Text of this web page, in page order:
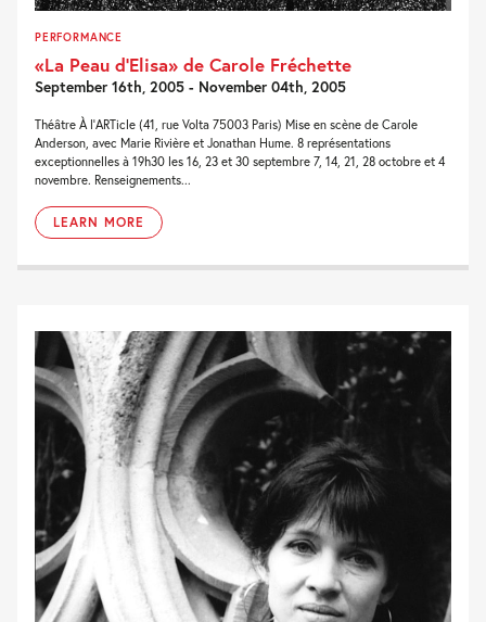
PERFORMANCE
«La Peau d’Elisa» de Carole Fréchette
September 16th, 2005 - November 04th, 2005
Théâtre À l’ARTicle (41, rue Volta 75003 Paris) Mise en scène de Carole
Anderson, avec Marie Rivière et Jonathan Hume. 8 représentations
exceptionnelles à 19h30 les 16, 23 et 30 septembre 7, 14, 21, 28 octobre et 4
novembre. Renseignements...
LEARN MORE